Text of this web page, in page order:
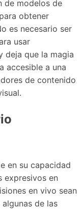
de modelos de
obtener
es necesario ser
usar
deja que la magia
accesible a una
de contenido
en su capacidad
expresivos en
en vivo sean
de las